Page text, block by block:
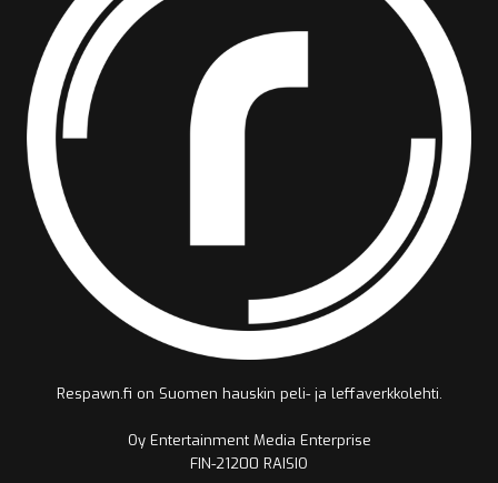
Respawn.fi on Suomen hauskin peli- ja leffaverkkolehti.
Oy Entertainment Media Enterprise
FIN-21200 RAISIO